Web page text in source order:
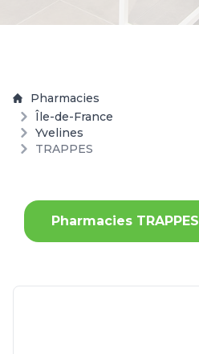
Pharmacies
Île-de-France
Yvelines
TRAPPES
Pharmacies TRAPPES